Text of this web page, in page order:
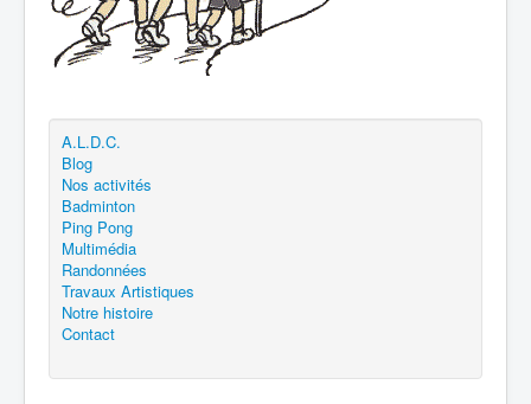
A.L.D.C.
Blog
Nos activités
Badminton
Ping Pong
Multimédia
Randonnées
Travaux Artistiques
Notre histoire
Contact